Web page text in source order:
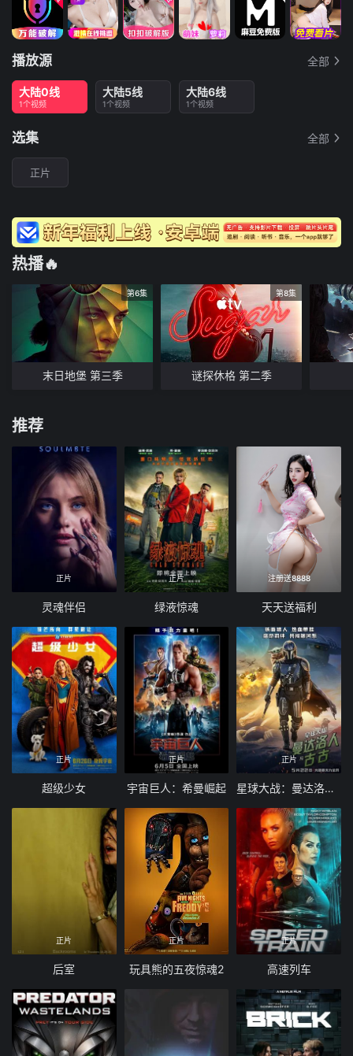
播放源 全部
大陆0线
1个视频
大陆5线
1个视频
大陆6线
1个视频
选集 全部
正片
热播🔥
第6集
末日地堡 第三季
第8集
谜探休格 第二季
推荐
正片
灵魂伴侣
正片
绿液惊魂
注册送8888
天天送福利
正片
超级少女
正片
宇宙巨人：希曼崛起
正片
星球大战：曼达洛人与古古
正片
后室
正片
玩具熊的五夜惊魂2
正片
高速列车